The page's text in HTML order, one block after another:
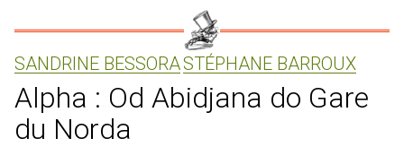
SANDRINE BESSORASTÉPHANE BARROUX
Alpha : Od Abidjana do Gare
du Norda